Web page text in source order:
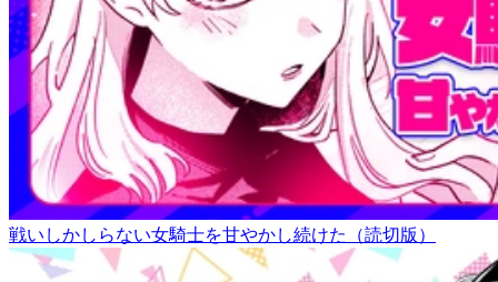
戦いしかしらない女騎士を甘やかし続けた（読切版）